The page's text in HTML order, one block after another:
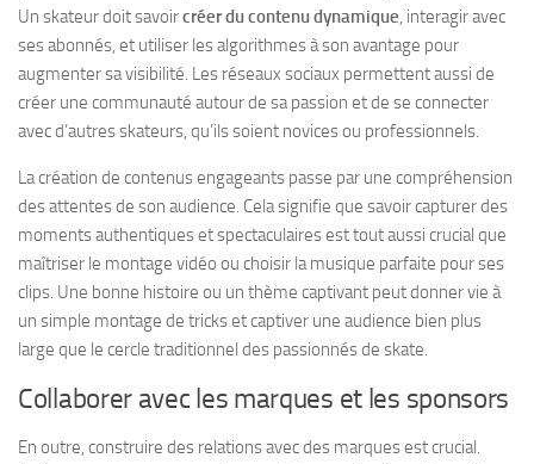
Un skateur doit savoircréer du contenu dynamique, interagir avec
ses abonnés, et utiliser les algorithmes à son avantage pour
augmenter sa visibilité. Les réseaux sociaux permettent aussi de
créer une communauté autour de sa passion et de se connecter
avec d’autres skateurs, qu’ils soient novices ou professionnels.
La création de contenus engageants passe par une compréhension
des attentes de son audience. Cela signifie que savoir capturer des
moments authentiques et spectaculaires est tout aussi crucial que
maîtriser le montage vidéo ou choisir la musique parfaite pour ses
clips. Une bonne histoire ou un thème captivant peut donner vie à
un simple montage de tricks et captiver une audience bien plus
large que le cercle traditionnel des passionnés de skate.
Collaborer avec les marques et les sponsors
En outre, construire des relations avec des marques est crucial.